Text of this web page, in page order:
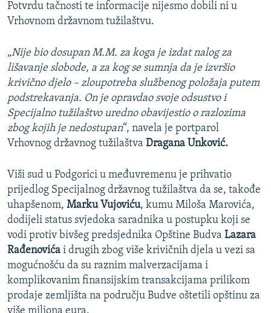
Potvrdu tačnosti te informacije nijesmo dobili ni u
Vrhovnom državnom tužilaštvu.
„Nije bio dosupan M.M. za koga je izdat nalog za
lišavanje slobode, a za kog se sumnja da je izvršio
krivično djelo – zloupotreba službenog položaja putem
podstrekavanja. On je opravdao svoje odsustvo i
Specijalno tužilaštvo uredno obavijestio o razlozima
zbog kojih je nedostupan“, navela je portparol
Vrhovnog državnog tužilaštva Dragana Unković.
Viši sud u Podgorici u međuvremenu je prihvatio
prijedlog Specijalnog državnog tužilaštva da se, takođe
uhapšenom, Marku Vujoviću, kumu Miloša Marovića,
dodijeli status svjedoka saradnika u postupku koji se
vodi protiv bivšeg predsjednika Opštine Budva Lazara
Rađenovića i drugih zbog više krivičnih djela u vezi sa
mogućnošću da su raznim malverzacijama i
komplikovanim finansijskim transakcijama prilikom
prodaje zemljišta na području Budve oštetili opštinu za